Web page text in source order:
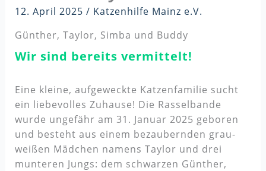
12. April 2025 / Katzenhilfe Mainz e.V.
Günther, Taylor, Simba und Buddy
Wir sind bereits vermittelt!
Eine kleine, aufgeweckte Katzenfamilie sucht
ein liebevolles Zuhause! Die Rasselbande
wurde ungefähr am 31. Januar 2025 geboren
und besteht aus einem bezaubernden grau-
weißen Mädchen namens Taylor und drei
munteren Jungs: dem schwarzen Günther,